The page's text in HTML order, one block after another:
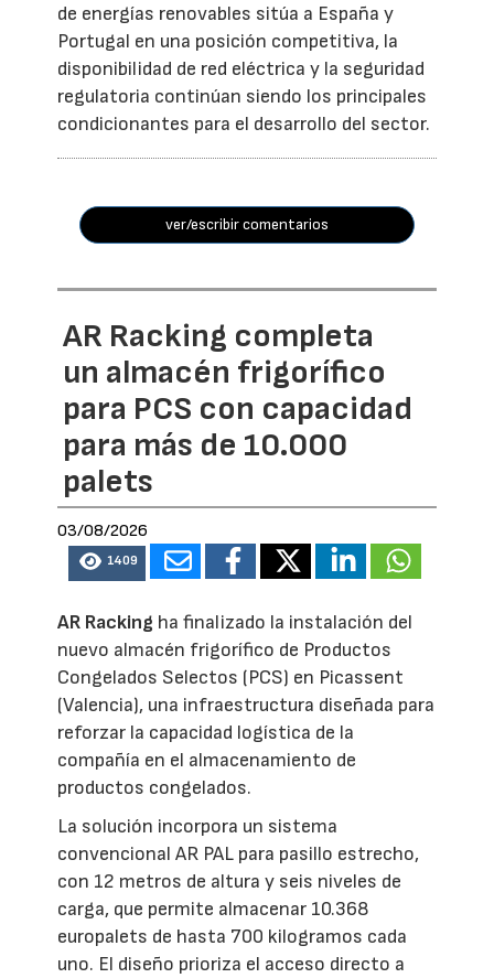
de energías renovables sitúa a España y
Portugal en una posición competitiva, la
disponibilidad de red eléctrica y la seguridad
regulatoria continúan siendo los principales
condicionantes para el desarrollo del sector.
ver/escribir comentarios
AR Racking completa
un almacén frigorífico
para PCS con capacidad
para más de 10.000
palets
03/08/2026
1409
AR Racking ha finalizado la instalación del
nuevo almacén frigorífico de Productos
Congelados Selectos (PCS) en Picassent
(Valencia), una infraestructura diseñada para
reforzar la capacidad logística de la
compañía en el almacenamiento de
productos congelados.
La solución incorpora un sistema
convencional AR PAL para pasillo estrecho,
con 12 metros de altura y seis niveles de
carga, que permite almacenar 10.368
europalets de hasta 700 kilogramos cada
uno. El diseño prioriza el acceso directo a